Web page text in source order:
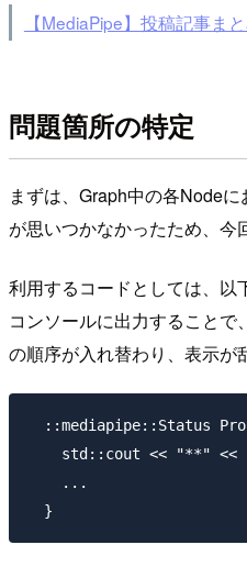
【MediaPipe】投稿記事ま
問題箇所の特定
まずは、Graph中の各Nodeに
が思いつかなかったため、今
利用するコードとしては、以
コンソールに出力すること
の順序が入れ替わり、表示が
::mediapipe::Status
std::cout << "**" << " "
...